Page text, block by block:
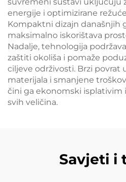
energije i optimizirane
Kompaktni dizajn današnjih
maksimalno iskorištava
Nadalje, tehnologija
zaštiti okoliša i pomaže
ciljeve održivosti. Brzi povrat
materijala i smanjene
čini ga ekonomski isplativim
svih veličina.
Savjeti i